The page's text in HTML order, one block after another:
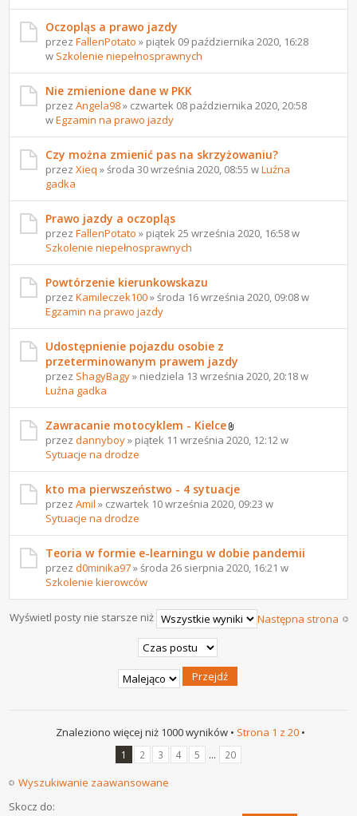
Oczopląs a prawo jazdy
przezFallenPotato » piątek 09 października 2020, 16:28
w Szkolenie niepełnosprawnych
Nie zmienione dane w PKK
przezAngela98» czwartek 08 października 2020, 20:58
wEgzamin na prawo jazdy
Czy można zmienić pas na skrzyżowaniu?
przezXieq » środa 30 września 2020, 08:55 wLuźna
gadka
Prawo jazdy a oczopląs
przezFallenPotato » piątek 25 września 2020, 16:58 w
Szkolenie niepełnosprawnych
Powtórzenie kierunkowskazu
przezKamileczek100» środa 16 września 2020, 09:08 w
Egzamin na prawo jazdy
Udostępnienie pojazdu osobie z
przeterminowanym prawem jazdy
przez ShagyBagy» niedziela 13 września 2020, 20:18 w
Luźna gadka
Zawracanie motocyklem - Kielce
przezdannyboy» piątek 11 września 2020, 12:12 w
Sytuacje na drodze
kto ma pierwszeństwo - 4 sytuacje
przezAmil » czwartek 10 września 2020, 09:23 w
Sytuacje na drodze
Teoria w formie e-learningu w dobie pandemii
przezd0minika97» środa 26 sierpnia 2020, 16:21 w
Szkolenie kierowców
Następna strona
Wyświetl posty nie starsze niż
Znaleziono więcej niż 1000 wyników • Strona 1 z 20 •
1 2 3 4 5 ... 20
Wyszukiwanie zaawansowane
Skocz do: